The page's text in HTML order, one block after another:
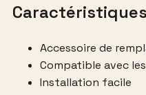
Accessoire de
Compatible avec
Installation facile